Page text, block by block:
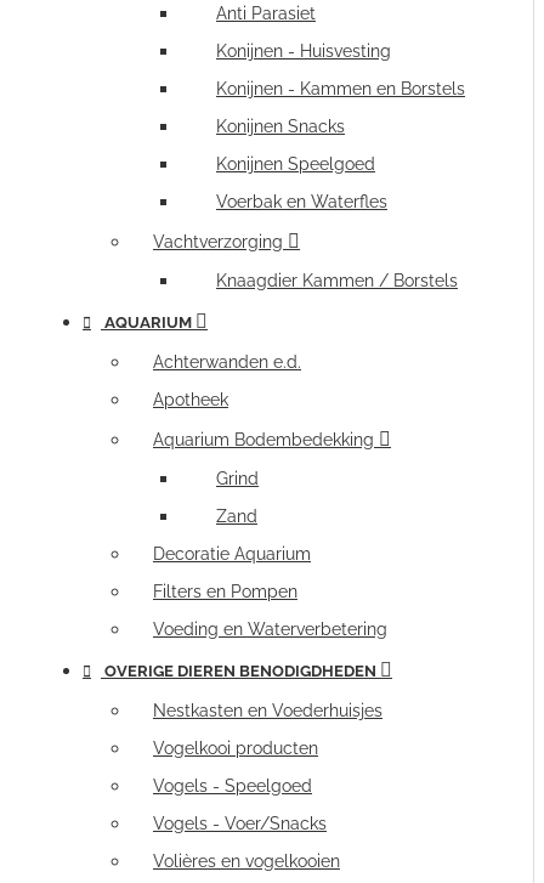
Anti Parasiet
Konijnen - Huisvesting
Konijnen - Kammen en Borstels
Konijnen Snacks
Konijnen Speelgoed
Voerbak en Waterfles
Vachtverzorging
Knaagdier Kammen / Borstels
AQUARIUM
Achterwanden e.d.
Apotheek
Aquarium Bodembedekking
Grind
Zand
Decoratie Aquarium
Filters en Pompen
Voeding en Waterverbetering
OVERIGE DIEREN BENODIGDHEDEN
Nestkasten en Voederhuisjes
Vogelkooi producten
Vogels - Speelgoed
Vogels - Voer/Snacks
Volières en vogelkooien